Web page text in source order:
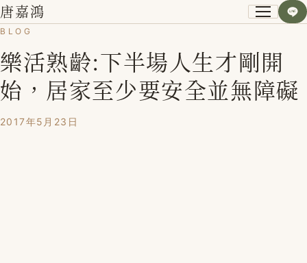
唐嘉鴻
關於我
小資空間改造術
BLOG
樂活熟齡:下半場人生才剛開
始，居家至少要安全並無障礙
2017年5月23日